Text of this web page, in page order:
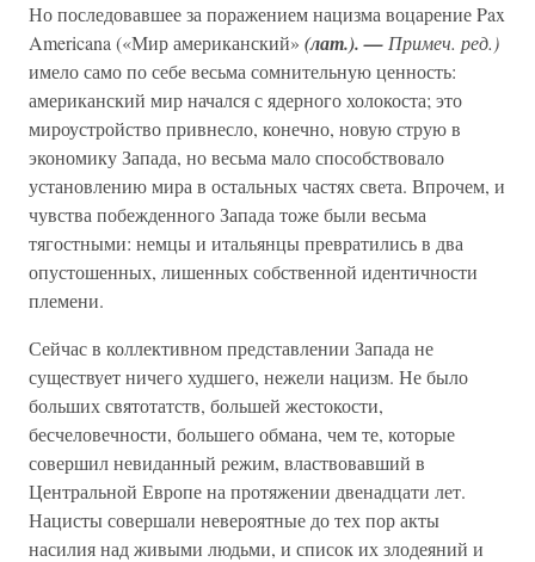
Но последовавшее за поражением нацизма воцарение Pax
Americana («Мир американский» (лат.). — Примеч. ред.)
имело само по себе весьма сомнительную ценность:
американский мир начался с ядерного холокоста; это
мироустройство привнесло, конечно, новую струю в
экономику Запада, но весьма мало способствовало
установлению мира в остальных частях света. Впрочем, и
чувства побежденного Запада тоже были весьма
тягостными: немцы и итальянцы превратились в два
опустошенных, лишенных собственной идентичности
племени.
Сейчас в коллективном представлении Запада не
существует ничего худшего, нежели нацизм. Не было
больших святотатств, большей жестокости,
бесчеловечности, большего обмана, чем те, которые
совершил невиданный режим, властвовавший в
Центральной Европе на протяжении двенадцати лет.
Нацисты совершали невероятные до тех пор акты
насилия над живыми людьми, и список их злодеяний и